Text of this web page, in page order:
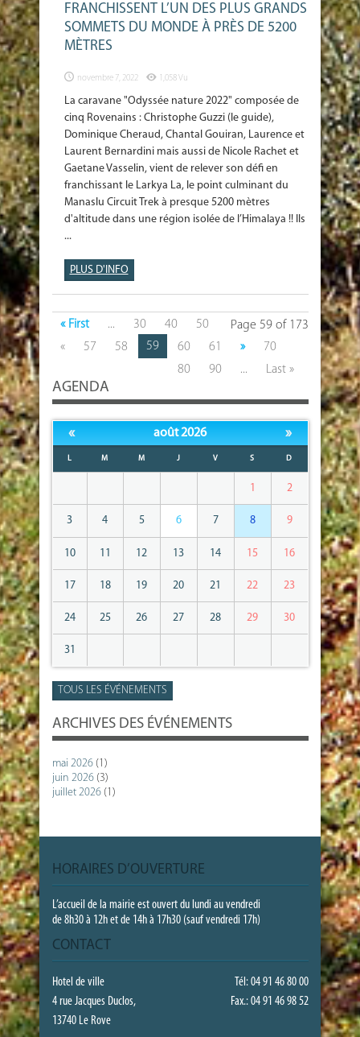
FRANCHISSENT L’UN DES PLUS GRANDS
SOMMETS DU MONDE À PRÈS DE 5200
MÈTRES
novembre 7, 2022 1,058 Vu
La caravane "Odyssée nature 2022" composée de
cinq Rovenains : Christophe Guzzi (le guide),
Dominique Cheraud, Chantal Gouiran, Laurence et
Laurent Bernardini mais aussi de Nicole Rachet et
Gaetane Vasselin, vient de relever son défi en
franchissant le Larkya La, le point culminant du
Manaslu Circuit Trek à presque 5200 mètres
d'altitude dans une région isolée de l’Himalaya !! Ils
...
PLUS D'INFO
Page 59 of 173
« First ... 30 40
50
«
57 58 59 60 61 »
70
80
90 ... Last »
AGENDA
« août 2026 »
L M M J V S D
1 2
3 4 5 6 7 8 9
10 11 12 13 14 15 16
17 18 19 20 21 22 23
24 25 26 27 28 29 30
31
TOUS LES ÉVÉNEMENTS
ARCHIVES DES ÉVÉNEMENTS
mai 2026(1)
juin 2026(3)
juillet 2026(1)
HORAIRES D’OUVERTURE
L’accueil de la mairie est ouvert du lundi au vendredi
de 8h30 à 12h et de 14h à 17h30 (sauf vendredi 17h)
CONTACT
Hotel de ville
Tél: 04 91 46 80 00
4 rue Jacques Duclos,
Fax.: 04 91 46 98 52
13740 Le Rove